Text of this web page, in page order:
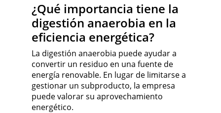
¿Qué importancia tiene la
digestión anaerobia en la
eficiencia energética?
La digestión anaerobia puede ayudar a
convertir un residuo en una fuente de
energía renovable. En lugar de limitarse a
gestionar un subproducto, la empresa
puede valorar su aprovechamiento
energético.